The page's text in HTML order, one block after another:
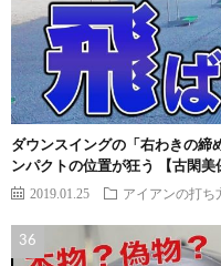
ダウンスイングの「右わきの締
ンパクトの位置が狂う 【古閑美
2019.01.25 アイアンの打ち